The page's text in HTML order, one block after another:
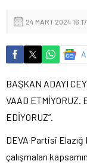
24 MART 2024 16:17
BAŞKAN ADAYI
VAAD ETMİYORUZ.
EDİYORUZ”.
DEVA Partisi Elazığ
çalışmaları